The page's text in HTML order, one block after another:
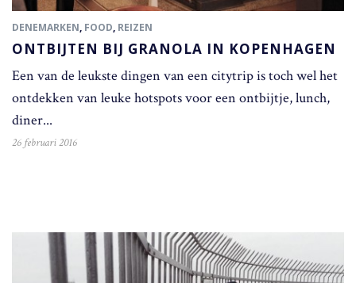
DENEMARKEN, FOOD, REIZEN
ONTBIJTEN BIJ GRANOLA IN KOPENHAGEN
Een van de leukste dingen van een citytrip is toch wel het
ontdekken van leuke hotspots voor een ontbijtje, lunch,
diner...
26 februari 2016